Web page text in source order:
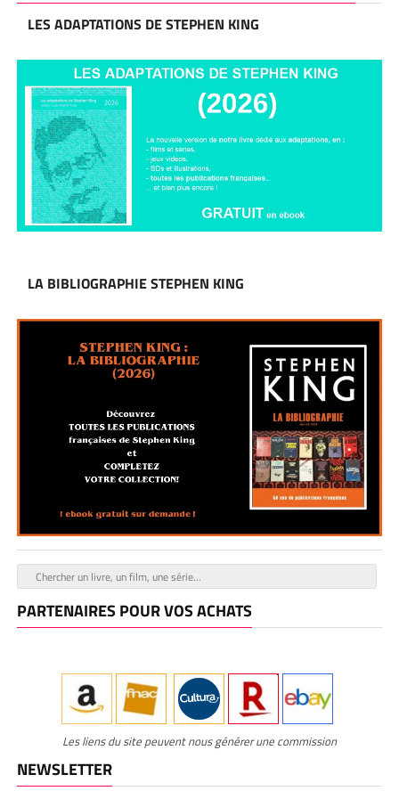
LES ADAPTATIONS DE STEPHEN KING
LA BIBLIOGRAPHIE STEPHEN KING
PARTENAIRES POUR VOS ACHATS
Les liens du site peuvent nous générer une commission
NEWSLETTER